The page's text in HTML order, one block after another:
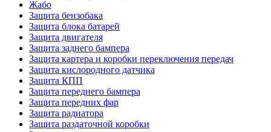
Жабо
Защита бензобака
Защита блока батарей
Защита двигателя
Защита заднего бампера
Защита картера и коробки переключения передач
Защита кислородного датчика
Защита КПП
Защита переднего бампера
Защита передних фар
Защита радиатора
Защита раздаточной коробки